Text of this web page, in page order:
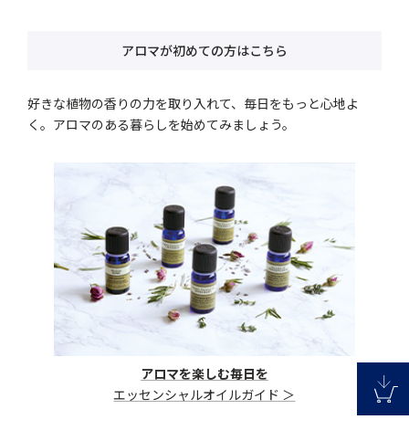
アロマが初めての方はこちら
好きな植物の香りの力を取り入れて、毎日をもっと心地よ
く。アロマのある暮らしを始めてみましょう。
アロマを楽しむ毎日を
エッセンシャルオイルガイド ＞